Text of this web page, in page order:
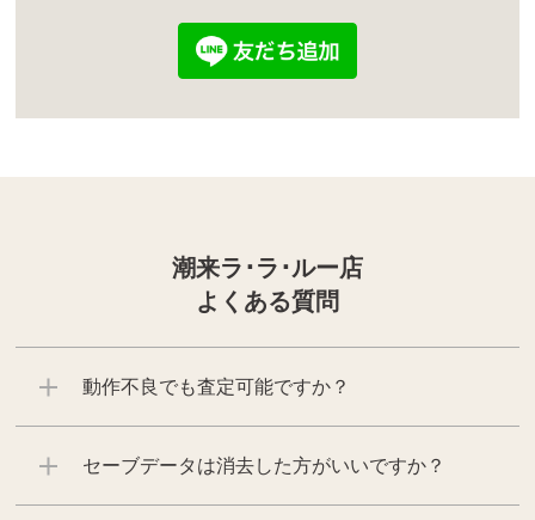
潮来ラ･ラ･ルー店
よくある質問
動作不良でも査定可能ですか？
セーブデータは消去した方がいいですか？